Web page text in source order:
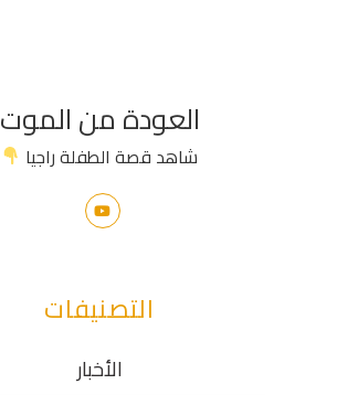
العودة من الموت
شاهد قصة الطفلة راجيا
التصنيفات
الأخبار